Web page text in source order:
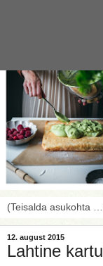
12. august 2015
Lahtine